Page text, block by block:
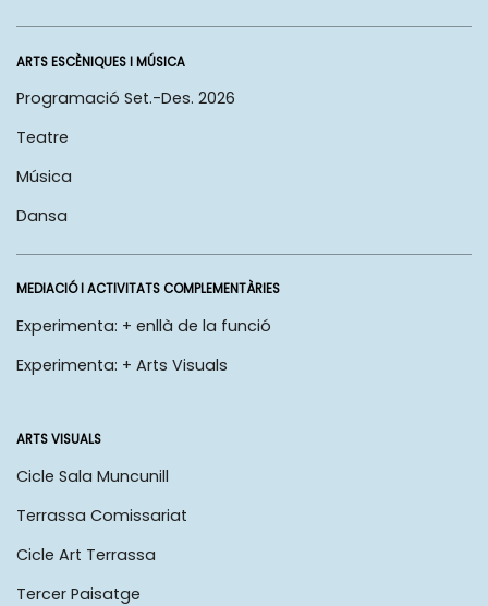
ARTS ESCÈNIQUES I MÚSICA
Programació Set.-Des. 2026
Teatre
Música
Dansa
MEDIACIÓ I ACTIVITATS COMPLEMENTÀRIES
Experimenta: + enllà de la funció
Experimenta: + Arts Visuals
ARTS VISUALS
Cicle Sala Muncunill
Terrassa Comissariat
Cicle Art Terrassa
Tercer Paisatge